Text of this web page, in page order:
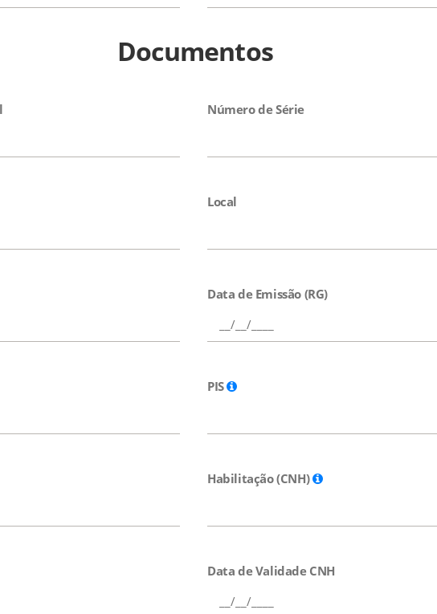
Documentos
Número de Série
Local
Data de Emissão (RG)
PIS
Habilitação (CNH)
Data de Validade CNH